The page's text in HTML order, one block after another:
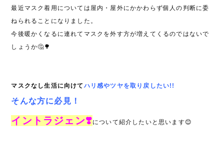
最近マスク着用については屋内・屋外にかかわらず個人の判断に委
ねられることになりました。
今後暖かくなるに連れてマスクを外す方が増えてくるのではないで
しょうか🤔🌳
マスクなし生活に向けて ハリ感やツヤを取り戻したい!!
そんな方に必見！
イントラジェン❣️について紹介したいと思います😊